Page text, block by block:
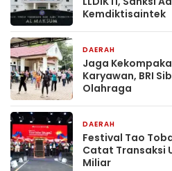
Kemdiktisaintek
DAERAH
Jaga
Karyawan, BRI
Olahraga
DAERAH
Festival Tao
Catat Transaksi
Miliar